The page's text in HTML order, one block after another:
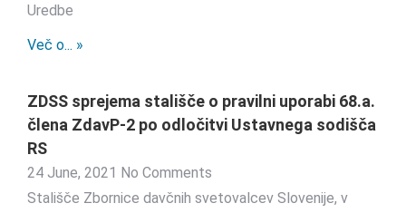
Uredbe
Več o... »
ZDSS sprejema stališče o pravilni uporabi 68.a.
člena ZdavP-2 po odločitvi Ustavnega sodišča
RS
24 June, 2021 No Comments
Stališče Zbornice davčnih svetovalcev Slovenije, v